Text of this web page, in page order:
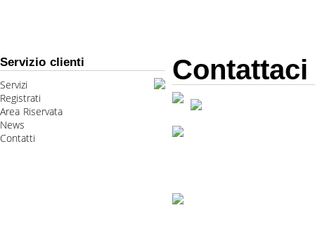
Servizio clienti
Servizi
Registrati
Area Riservata
News
Contatti
Contattaci